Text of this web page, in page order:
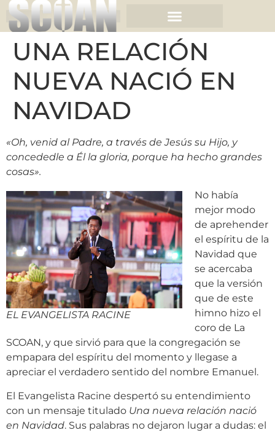
UNA RELACIÓN
NUEVA NACIÓ EN
NAVIDAD
«Oh, venid al Padre, a través de Jesús su Hijo, y
concededle a Él la gloria, porque ha hecho grandes
cosas».
EL EVANGELISTA RACINE
No había
mejor modo
de aprehender
el espíritu de la
Navidad que
se acercaba
que la versión
que de este
himno hizo el
coro de La
SCOAN, y que sirvió para que la congregación se
empapara del espíritu del momento y llegase a
apreciar el verdadero sentido del nombre Emanuel.
El Evangelista Racine despertó su entendimiento
con un mensaje titulado Una nueva relación nació
en Navidad. Sus palabras no dejaron lugar a dudas: el